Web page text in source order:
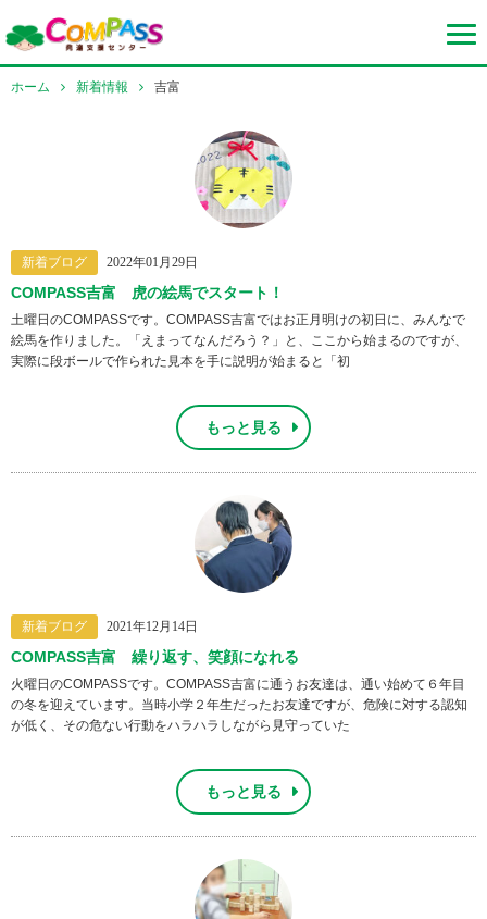
ホーム 新着情報 吉富
新着ブログ 2022年01月29日
COMPASS吉富 虎の絵馬でスタート！
土曜日のCOMPASSです。COMPASS吉富ではお正月明けの初日に、みんなで
絵馬を作りました。「えまってなんだろう？」と、ここから始まるのですが、
実際に段ボールで作られた見本を手に説明が始まると「初
もっと見る
新着ブログ 2021年12月14日
COMPASS吉富 繰り返す、笑顔になれる
火曜日のCOMPASSです。COMPASS吉富に通うお友達は、通い始めて６年目
の冬を迎えています。当時小学２年生だったお友達ですが、危険に対する認知
が低く、その危ない行動をハラハラしながら見守っていた
もっと見る